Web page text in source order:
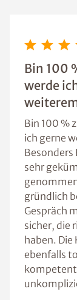
Bin 100
werde
Bin 100 %
ich gerne
Besonders
sehr
gründlich
Gespräch
sicher, die
haben. Die
ebenfalls